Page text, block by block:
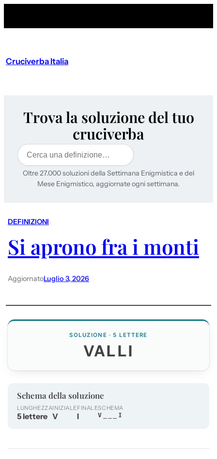
Cruciverba Italia
Trova la soluzione del tuo
cruciverba
Cerca
Oltre 27.000 soluzioni della Settimana Enigmistica e del
Mese Enigmistico, aggiornate ogni settimana.
DEFINIZIONI
Si aprono fra i monti
AggiornatoLuglio 3, 2026
SOLUZIONE · 5 LETTERE
VALLI
Schema della soluzione
LUNGHEZZA
5 lettere
INIZIALE
V
FINALE
I
SCHEMA
V___I